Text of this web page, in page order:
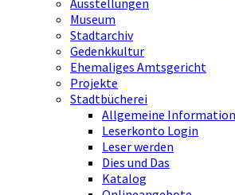
Museum
Stadtarchiv
Gedenkkultur
Ehemaliges Amtsgericht
Projekte
Stadtbücherei
Allgemeine
Leserkonto Login
Leser werden
Dies und Das
Katalog